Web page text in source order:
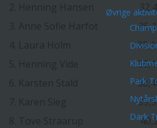
Øvrige
Park
Dark
2. Henning Hansen
3. Anne Sofie Harfot
4. Laura Holm
5. Henning Vide
6. Karsten Stald
7. Karen Sieg
8. Tove Straarup